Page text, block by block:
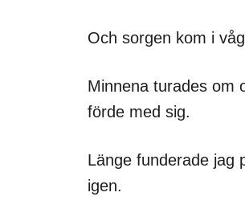
Och sorgen kom i
Minnena turades om
förde med sig.
Länge funderade jag
igen.